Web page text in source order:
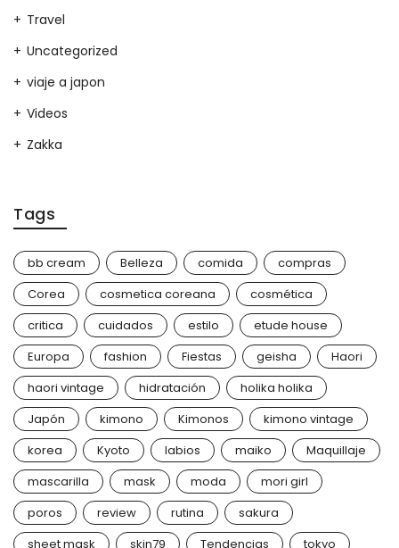
Travel
Uncategorized
viaje a japon
Videos
Zakka
Tags
bb cream Belleza comida
compras
Corea
cosmetica coreana
cosmética
critica
cuidados estilo
etude house
Europa
fashion Fiestas geisha
Haori
haori vintage
hidratación
holika holika
Japón
kimono Kimonos
kimono vintage
korea
Kyoto labios maiko
Maquillaje
mascarilla
mask moda
mori girl
poros
review rutina
sakura
sheet mask
skin79 Tendencias tokyo